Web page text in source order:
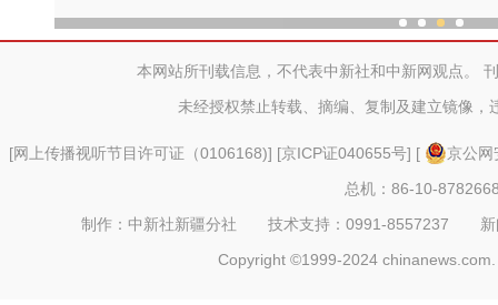
本网站所刊载信息，不代表中新社和中新网观点。
未经授权禁止转载、摘编、复制及建立镜像，
[网上传播视听节目许可证（0106168)] [京ICP证040655号] [
京公
总机：86-10-
制作：中新社新疆分社 技术支持：0991-8557237
Copyright ©1999-2024